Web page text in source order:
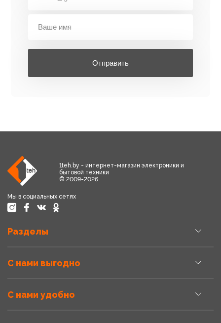
Отправить
1teh.by - интернет-магазин электроники и
бытовой техники
© 2009-2026
Мы в социальных сетях
Разделы
С нами выгодно
С нами удобно